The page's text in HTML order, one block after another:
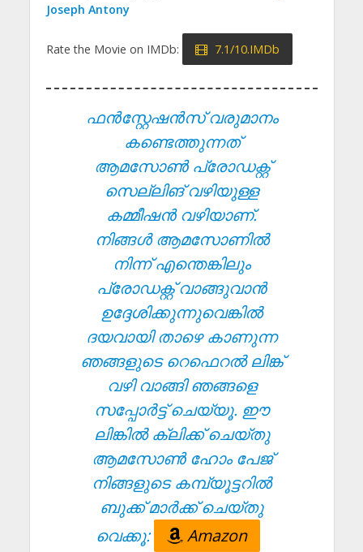
Joseph Antony
Rate the Movie on IMDb: 7.1/10.IMDb
ഫൻസ്റ്റേഷൻസ് വരുമാനം
കണ്ടെത്തുന്നത്
ആമസോൺ പ്രോഡക്റ്റ്
സെല്ലിങ് വഴിയുള്ള
കമ്മീഷൻ വഴിയാണ്.
നിങ്ങൾ ആമസോണിൽ
നിന്ന് എന്തെങ്കിലും
പ്രോഡക്റ്റ് വാങ്ങുവാൻ
ഉദ്ദേശിക്കുന്നുവെങ്കിൽ
ദയവായി താഴെ കാണുന്ന
ഞങ്ങളുടെ റെഫെറൽ ലിങ്ക്
വഴി വാങ്ങി ഞങ്ങളെ
സപ്പോർട്ട് ചെയ്യൂ. ഈ
ലിങ്കിൽ ക്ലിക്ക് ചെയ്തു
ആമസോൺ ഹോം പേജ്
നിങ്ങളുടെ കമ്പ്യൂട്ടറിൽ
ബുക്ക് മാർക്ക് ചെയ്തു
വെക്കൂ:
Amazon